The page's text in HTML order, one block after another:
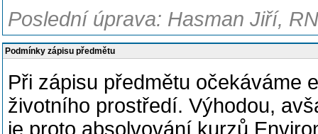
Poslední úprava: Hasman Jiří,
Podmínky zápisu předmětu
Při zápisu předmětu očekáváme
životního prostředí. Výhodou,
je proto absolvování kurzů